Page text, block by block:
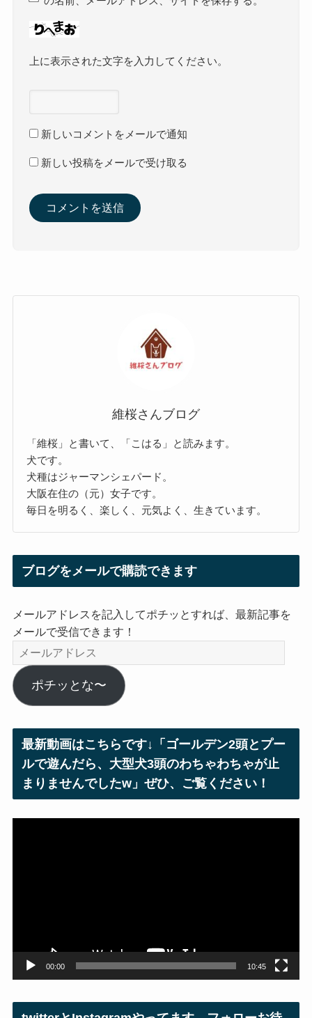
上に表示された文字を入力してください。
新しいコメントをメールで通知
新しい投稿をメールで受け取る
維桜さんブログ
「維桜」と書いて、「こはる」と読みます。
犬です。
犬種はジャーマンシェパード。
大阪在住の（元）女子です。
毎日を明るく、楽しく、元気よく、生きています。
ブログをメールで購読できます
メールアドレスを記入してポチッとすれば、最新記事を
メールで受信できます！
メ
ー
ル
ア
ス
ポチッとな〜
最新動画はこちらです↓「ゴールデン2頭とプー
ルで遊んだら、大型犬3頭のわちゃわちゃが止
まりませんでしたw」ぜひ、ご覧ください！
00:00 10:45